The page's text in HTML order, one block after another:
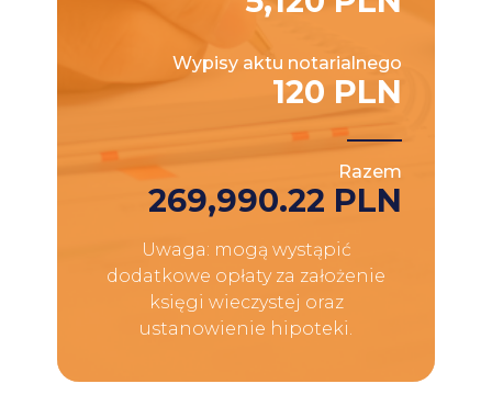
Wypisy aktu notarialnego
120 PLN
Razem
269,990.22 PLN
Uwaga: mogą wystąpić
dodatkowe opłaty za założenie
księgi wieczystej oraz
ustanowienie hipoteki.